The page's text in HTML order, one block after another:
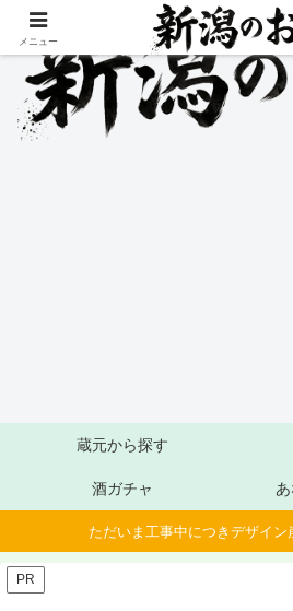
蔵元から探す
酒ガチャ
ただいま工事中につきデザイン
PR
メニュー